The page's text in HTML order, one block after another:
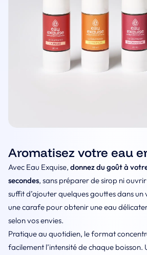
Aromatisez votre eau
Avec Eau Exquise, donnez du goût à
secondes, sans préparer de sirop ni
suffit d’ajouter quelques gouttes dans un
une carafe pour obtenir une eau
selon vos envies.
Pratique au quotidien, le format
facilement l’intensité de chaque boisson.